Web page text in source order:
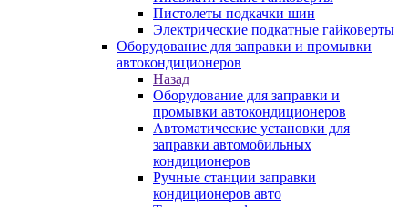
Пистолеты подкачки шин
Электрические подкатные гайковерты
Оборудование для заправки и промывки
автокондиционеров
Назад
Оборудование для заправки и
промывки автокондиционеров
Автоматические установки для
заправки автомобильных
кондиционеров
Ручные станции заправки
кондиционеров авто